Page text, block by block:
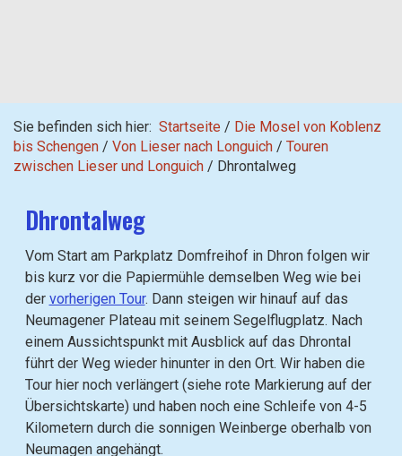
Sie befinden sich hier: Startseite / Die Mosel von Koblenz
bis Schengen / Von Lieser nach Longuich / Touren
zwischen Lieser und Longuich / Dhrontalweg
Dhrontalweg
Vom Start am Parkplatz Domfreihof in Dhron folgen wir
bis kurz vor die Papiermühle demselben Weg wie bei
der vorherigen Tour. Dann steigen wir hinauf auf das
Neumagener Plateau mit seinem Segelflugplatz. Nach
einem Aussichtspunkt mit Ausblick auf das Dhrontal
führt der Weg wieder hinunter in den Ort. Wir haben die
Tour hier noch verlängert (siehe rote Markierung auf der
Übersichtskarte) und haben noch eine Schleife von 4-5
Kilometern durch die sonnigen Weinberge oberhalb von
Neumagen angehängt.